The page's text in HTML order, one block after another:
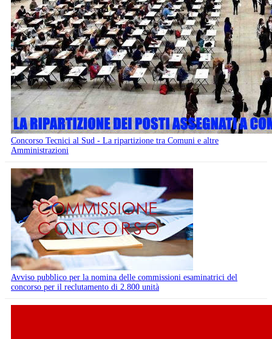
Concorso Tecnici al Sud - La ripartizione tra Comuni e altre
Amministrazioni
Avviso pubblico per la nomina delle commissioni esaminatrici del
concorso per il reclutamento di 2.800 unità